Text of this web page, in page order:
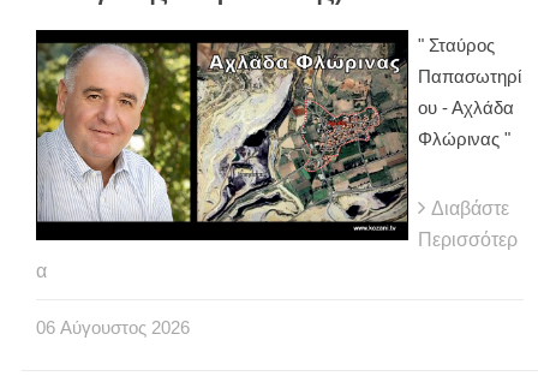
" Σταύρος
Παπασωτηρί
ου - Αχλάδα
Φλώρινας "
Διαβάστε
Περισσότερ
α
06 Αύγουστος 2026